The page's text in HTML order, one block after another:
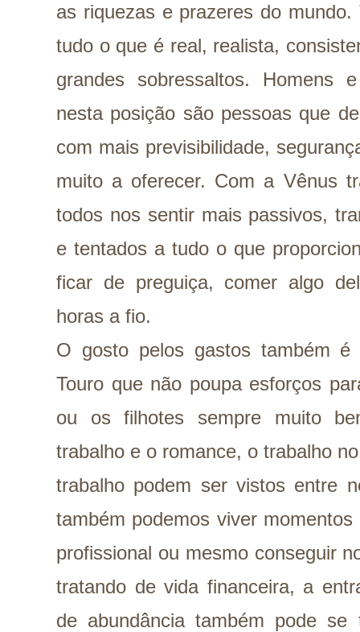
as riquezas e prazeres do
tudo o que é real, realista,
grandes sobressaltos. Homens
nesta posição são pessoas que
com mais previsibilidade,
muito a oferecer. Com a Vênus
todos nos sentir mais passivos,
e tentados a tudo o que
ficar de preguiça, comer algo
horas a fio.
O gosto pelos gastos também
Touro que não poupa esforços
ou os filhotes sempre muito
trabalho e o romance, o trabalho
trabalho podem ser vistos entre
também podemos viver
profissional ou mesmo conseguir
tratando de vida financeira, a
de abundância também pode